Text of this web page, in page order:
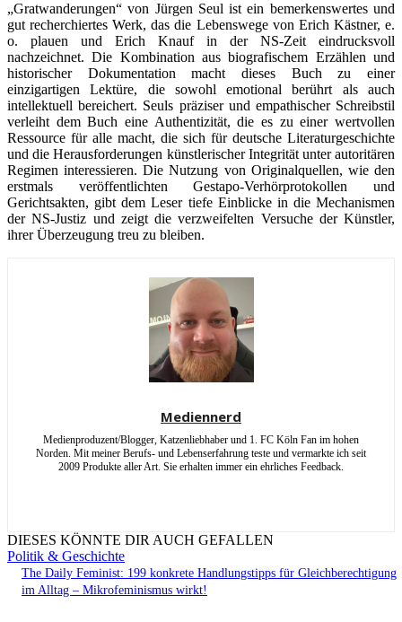
„Gratwanderungen“ von Jürgen Seul ist ein bemerkenswertes und
gut recherchiertes Werk, das die Lebenswege von Erich Kästner, e.
o. plauen und Erich Knauf in der NS-Zeit eindrucksvoll
nachzeichnet. Die Kombination aus biografischem Erzählen und
historischer Dokumentation macht dieses Buch zu einer
einzigartigen Lektüre, die sowohl emotional berührt als auch
intellektuell bereichert. Seuls präziser und empathischer Schreibstil
verleiht dem Buch eine Authentizität, die es zu einer wertvollen
Ressource für alle macht, die sich für deutsche Literaturgeschichte
und die Herausforderungen künstlerischer Integrität unter autoritären
Regimen interessieren. Die Nutzung von Originalquellen, wie den
erstmals veröffentlichten Gestapo-Verhörprotokollen und
Gerichtsakten, gibt dem Leser tiefe Einblicke in die Mechanismen
der NS-Justiz und zeigt die verzweifelten Versuche der Künstler,
ihrer Überzeugung treu zu bleiben.
Mediennerd
Medienproduzent/Blogger, Katzenliebhaber und 1. FC Köln Fan im hohen
Norden. Mit meiner Berufs- und Lebenserfahrung teste und vermarkte ich seit
2009 Produkte aller Art. Sie erhalten immer ein ehrliches Feedback.
DIESES KÖNNTE DIR AUCH GEFALLEN
Politik & Geschichte
The Daily Feminist: 199 konkrete Handlungstipps für Gleichberechtigung
im Alltag – Mikrofeminismus wirkt!